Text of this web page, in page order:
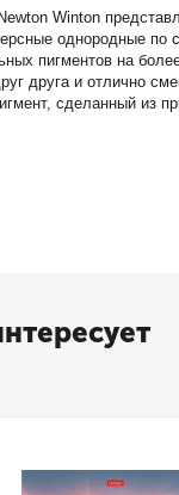
Winton
однородные по
пигментов на
друга и отлично
сделанный из